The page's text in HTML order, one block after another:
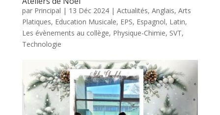
par Principal | 13 Déc 2024| Actualités, Anglais, Arts
Platiques, Education Musicale, EPS, Espagnol, Latin,
Les évènements au collège, Physique-Chimie, SVT,
Technologie